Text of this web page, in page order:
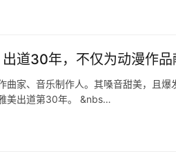
道30年，不仅为动漫作
曲家、音乐制作人。其嗓音甜美，且
美出道第30年。 &nbs…